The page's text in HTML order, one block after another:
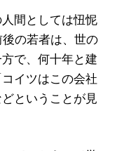
間としては忸怩
の若者は、世の
で、何十年と建
イツはこの会社
ということが見